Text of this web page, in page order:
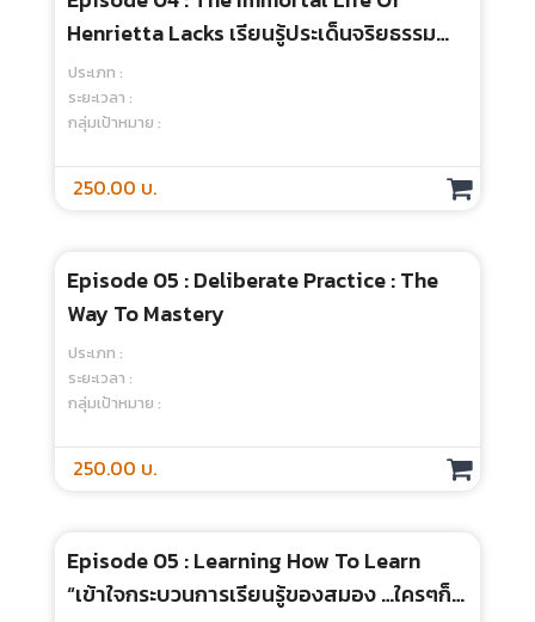
Episode 04 : Maximizing Learners'
Potential By Understanding Their
250.00 บ.